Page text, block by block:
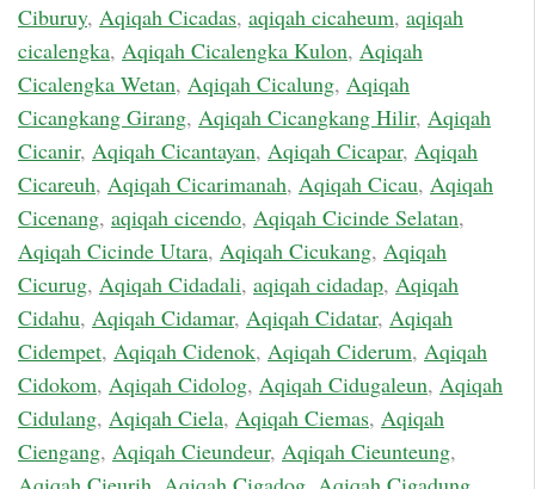
Ciburuy, Aqiqah Cicadas, aqiqah cicaheum, aqiqah
cicalengka, Aqiqah Cicalengka Kulon, Aqiqah
Cicalengka Wetan, Aqiqah Cicalung, Aqiqah
Cicangkang Girang, Aqiqah Cicangkang Hilir, Aqiqah
Cicanir, Aqiqah Cicantayan, Aqiqah Cicapar, Aqiqah
Cicareuh, Aqiqah Cicarimanah, Aqiqah Cicau, Aqiqah
Cicenang, aqiqah cicendo, Aqiqah Cicinde Selatan,
Aqiqah Cicinde Utara, Aqiqah Cicukang, Aqiqah
Cicurug, Aqiqah Cidadali, aqiqah cidadap, Aqiqah
Cidahu, Aqiqah Cidamar, Aqiqah Cidatar, Aqiqah
Cidempet, Aqiqah Cidenok, Aqiqah Ciderum, Aqiqah
Cidokom, Aqiqah Cidolog, Aqiqah Cidugaleun, Aqiqah
Cidulang, Aqiqah Ciela, Aqiqah Ciemas, Aqiqah
Ciengang, Aqiqah Cieundeur, Aqiqah Cieunteung,